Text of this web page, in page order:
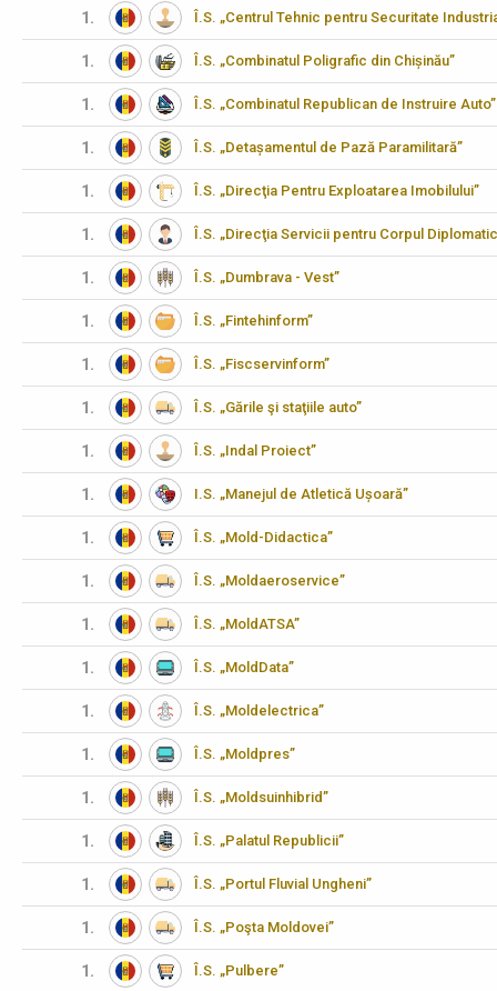
1. Î.S. „Centrul Tehnic pentru Securitate
1. Î.S. „Combinatul Poligrafic din Chișinău”
1. Î.S. „Combinatul Republican de Instruire Auto”
1. Î.S. „Detașamentul de Pază Paramilitară”
1. Î.S. „Direcţia Pentru Exploatarea Imobilului”
1. Î.S. „Direcţia Servicii pentru Corpul
1. Î.S. „Dumbrava - Vest”
1. Î.S. „Fintehinform”
1. Î.S. „Fiscservinform”
1. Î.S. „Gările şi staţiile auto”
1. Î.S. „Indal Proiect”
1. I.S. „Manejul de Atletică Ușoară”
1. Î.S. „Mold-Didactica”
1. Î.S. „Moldaeroservice”
1. Î.S. „MoldATSA”
1. Î.S. „MoldData”
1. Î.S. „Moldelectrica”
1. Î.S. „Moldpres”
1. Î.S. „Moldsuinhibrid”
1. Î.S. „Palatul Republicii”
1. Î.S. „Portul Fluvial Ungheni”
1. Î.S. „Poşta Moldovei”
1. Î.S. „Pulbere”